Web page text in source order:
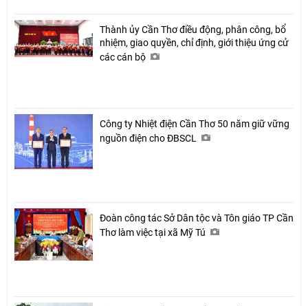
Thành ủy Cần Thơ điều động, phân công, bổ
nhiệm, giao quyền, chỉ định, giới thiệu ứng cử
các cán bộ
Công ty Nhiệt điện Cần Thơ 50 năm giữ vững
nguồn điện cho ĐBSCL
Đoàn công tác Sở Dân tộc và Tôn giáo TP Cần
Thơ làm việc tại xã Mỹ Tú